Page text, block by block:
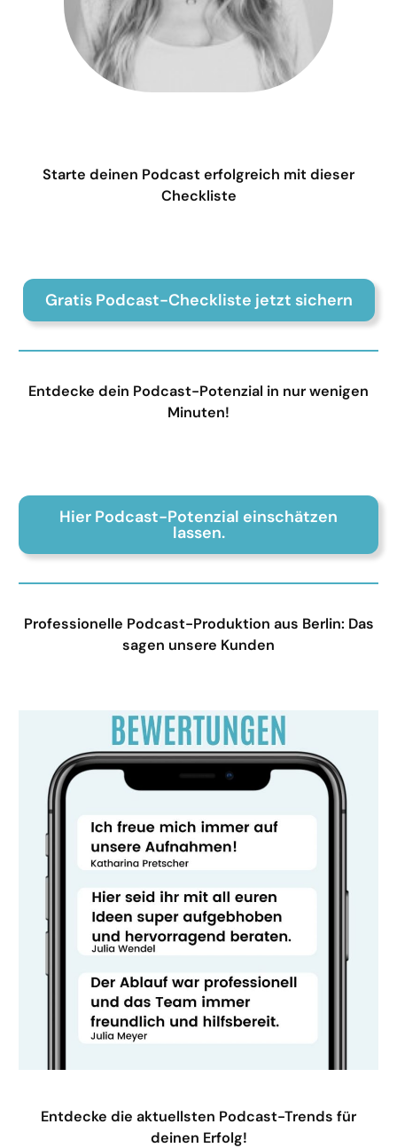
Starte deinen Podcast erfolgreich mit dieser
Checkliste
Gratis Podcast-Checkliste jetzt sichern
Entdecke dein Podcast-Potenzial in nur wenigen
Minuten!
Hier Podcast-Potenzial einschätzen
lassen.
Professionelle Podcast-Produktion aus Berlin: Das
sagen unsere Kunden
Entdecke die aktuellsten Podcast-Trends für
deinen Erfolg!